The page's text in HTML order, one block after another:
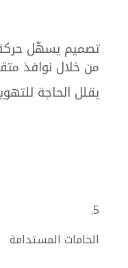
تصميم يسهّل
من خلال نوافذ
يقلل الحاجة
5.
الخامات المستدامة